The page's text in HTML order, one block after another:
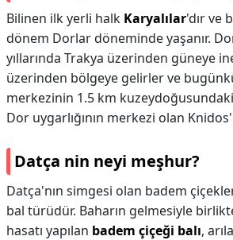
Bilinen ilk yerli halk Karyalılar'dır ve
dönem Dorlar döneminde yaşanır.
yıllarında Trakya üzerinden güneye
üzerinden bölgeye gelirler ve
merkezinin 1.5 km
Dor uygarlığının merkezi olan
Datça nin neyi meşhur?
Datça'nın simgesi olan badem
bal türüdür. Baharın gelmesiyle
hasatı yapılan badem çiçeği balı,